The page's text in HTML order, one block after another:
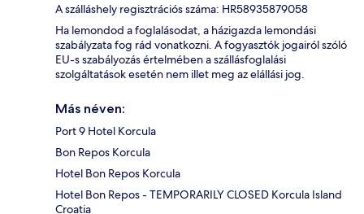
A szálláshely regisztrációs száma: HR58935879058
Ha lemondod a foglalásodat, a házigazda lemondási
szabályzata fog rád vonatkozni. A fogyasztók jogairól szóló
EU-s szabályozás értelmében a szállásfoglalási
szolgáltatások esetén nem illet meg az elállási jog.
Más néven:
Port 9 Hotel Korcula
Bon Repos Korcula
Hotel Bon Repos Korcula
Hotel Bon Repos - TEMPORARILY CLOSED Korcula Island
Croatia